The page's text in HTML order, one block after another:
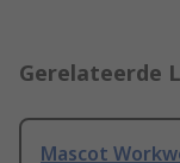
Gerelateerde
Mascot